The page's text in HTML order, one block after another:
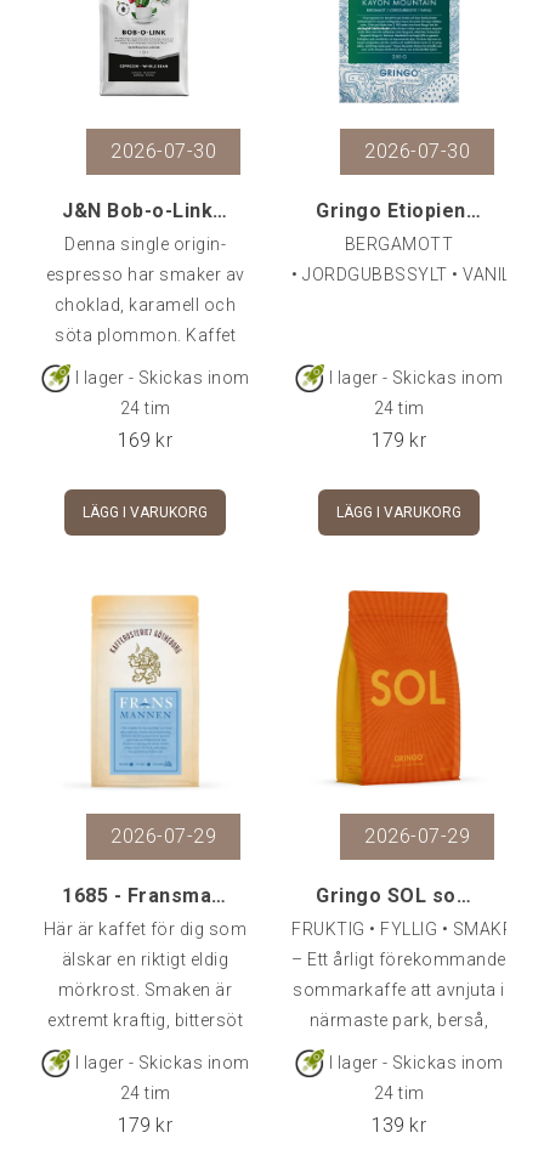
2026-07-30
J&N Bob-o-Link Espresso 500 g
Denna single origin-
espresso har smaker av
choklad, karamell och
söta plommon. Kaffet
långvarigt partnerskap
Brasilien. Origin: BrazilRegion: Sao
PauloProcucent: FAF
m.ö.h.Var
I lager - Skickas inom
24 tim
169 kr
LÄGG I VARUKORG
2026-07-30
Gringo Etiopien Kayon Mountain, 250 g
BERGAMOTT
• JORDGUBBSSYLT • VANILJ
I lager - Skickas inom
24 tim
179 kr
LÄGG I VARUKORG
2026-07-29
1685 - Fransmannen, 500 g
Här är kaffet för dig som
älskar en riktigt eldig
mörkrost. Smaken är
extremt kraftig, bittersöt
och har en aningen bränd
karaktär. Bönorna är
I lager - Skickas inom
24 tim
179 kr
2026-07-29
Gringo SOL sommarkaffe, 250 gr
FRUKTIG • FYLLIG • SMAKRIK
– Ett årligt förekommande
sommarkaffe att avnjuta i
närmaste park, berså,
strand eller varhelst
andan faller på. Vi har
I lager - Skickas inom
24 tim
139 kr